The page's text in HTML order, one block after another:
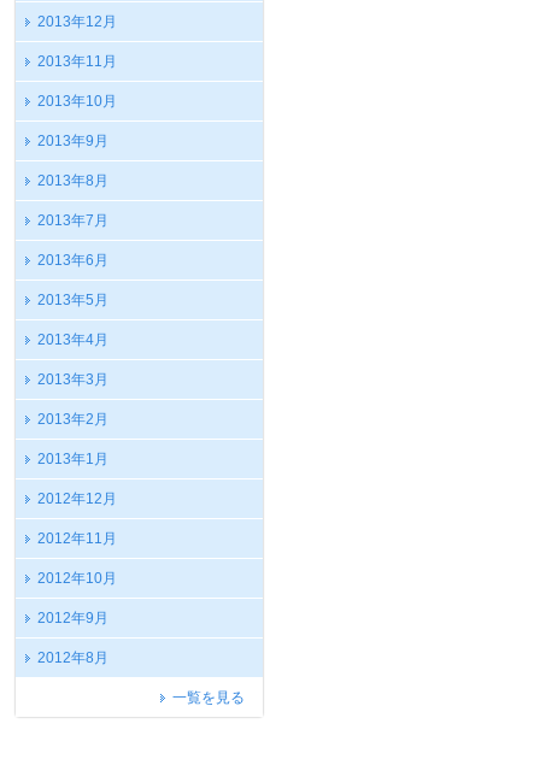
2013年12月
2013年11月
2013年10月
2013年9月
2013年8月
2013年7月
2013年6月
2013年5月
2013年4月
2013年3月
2013年2月
2013年1月
2012年12月
2012年11月
2012年10月
2012年9月
2012年8月
一覧を見る